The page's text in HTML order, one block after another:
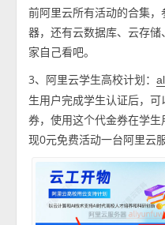
前阿里云所有活动的合集
器，还有云数据库、云存
家自己看吧。
3、阿里云学生高校计划：
生用户完成学生认证后，
券，使用这个代金券在学
现0元免费活动一台阿里云